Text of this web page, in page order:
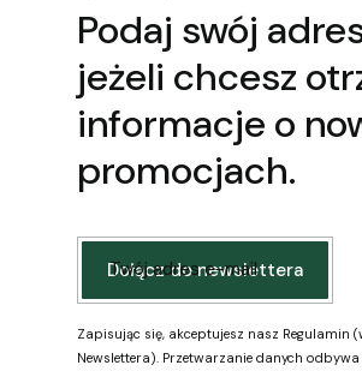
Podaj swój
jeżeli chcesz
informacje o
promocjach.
Twój adres e-mail
Dołącz do newslettera
Zapisując się, akceptujesz nasz Regulamin
Newslettera). Przetwarzanie danych